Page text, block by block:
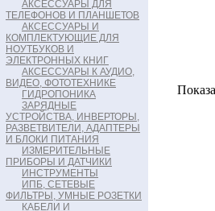
АКСЕССУАРЫ ДЛЯ
ТЕЛЕФОНОВ И ПЛАНШЕТОВ
АКСЕССУАРЫ И
КОМПЛЕКТУЮЩИЕ ДЛЯ
НОУТБУКОВ И
ЭЛЕКТРОННЫХ КНИГ
АКСЕССУАРЫ К АУДИО,
ВИДЕО, ФОТОТЕХНИКЕ
ГИДРОПОНИКА
ЗАРЯДНЫЕ
УСТРОЙСТВА, ИНВЕРТОРЫ,
РАЗВЕТВИТЕЛИ, АДАПТЕРЫ
И БЛОКИ ПИТАНИЯ
ИЗМЕРИТЕЛЬНЫЕ
ПРИБОРЫ И ДАТЧИКИ
ИНСТРУМЕНТЫ
ИПБ, СЕТЕВЫЕ
ФИЛЬТРЫ, УМНЫЕ РОЗЕТКИ
КАБЕЛИ И